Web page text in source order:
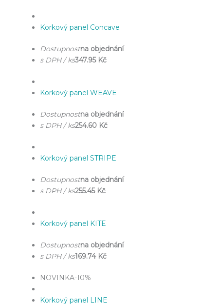
Korkový panel Concave
Dostupnostna objednání
s DPH / ks347.95 Kč
Korkový panel WEAVE
Dostupnostna objednání
s DPH / ks254.60 Kč
Korkový panel STRIPE
Dostupnostna objednání
s DPH / ks255.45 Kč
Korkový panel KITE
Dostupnostna objednání
s DPH / ks169.74 Kč
NOVINKA-10%
Korkový panel LINE